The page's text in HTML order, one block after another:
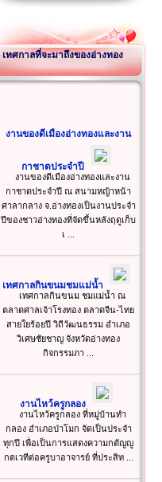
เทศกาลที่จะมาถึงของอ่างทอง
งานของดีเมืองอ่างทองและงาน
กาชาดประจำปี
งานของดีเมืองอ่างทองและงาน
กาชาดประจำปี ณ สนามหญ้าหน้า
ศาลากลาง จ.อ่างทองเป็นงานประจำ
ปีของชาวอ่างทองที่จัดขึ้นหลังฤดูเก็บ
เ ...
เทศกาลกินขนมชมแม่น้ำ
เทศกาลกินขนม ชมแม่น้ำ ณ
ตลาดศาลเจ้าโรงทอง ตลาดจีน-ไทย
สายใยร้อยปี วิถีวัฒนธรรม อำเภอ
วิเศษชัยชาญ จังหวัดอ่างทอง
กิจกรรมภา ...
งานไหว้ครูกลอง
งานไหว้ครูกลอง ที่หมู่บ้านทำ
กลอง อำเภอป่าโมก จัดเป็นประจำ
ทุกปี เพื่อเป็นการแสดงความกตัญญู
กตเวทีต่อครูบาอาจารย์ ที่ประสิท ...